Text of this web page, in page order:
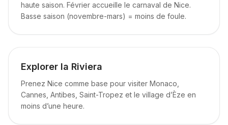
haute saison. Février accueille le carnaval de Nice.
Basse saison (novembre-mars) = moins de foule.
Explorer la Riviera
Prenez Nice comme base pour visiter Monaco,
Cannes, Antibes, Saint-Tropez et le village d’Èze en
moins d’une heure.